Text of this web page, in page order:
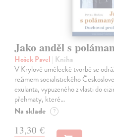
Jako anděl s
Hošek Pavel | Kniha
V Krylově umělecké tvorbě se
režimem socialistického
exulanta, vypuzeného z vlasti do
přehmaty, které…
Na sklade ?
13,30 €